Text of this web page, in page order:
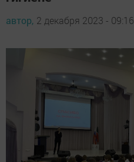
автор, 2 декабря 2023 - 09:16